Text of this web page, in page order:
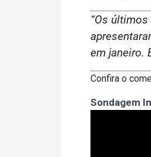
“Os
em janeiro.
Confira o
Sondagem